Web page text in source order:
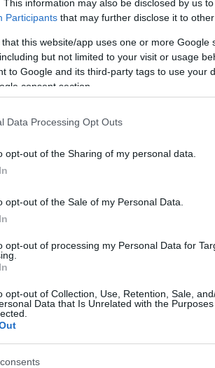
This information may also be disclosed by us
Participants that may further disclose it to
that this website/app uses one or more
but not limited to your visit or usage
to Google and its third-party tags to use your
consent section.
Data Processing Opt Outs
opt-out of the Sharing of my personal data.
opt-out of the Sale of my Personal Data.
opt-out of processing my Personal Data for
opt-out of Collection, Use, Retention, Sale,
Data that Is Unrelated with the
μας στοGoogle News
6/08/2026 - 11:10μμ